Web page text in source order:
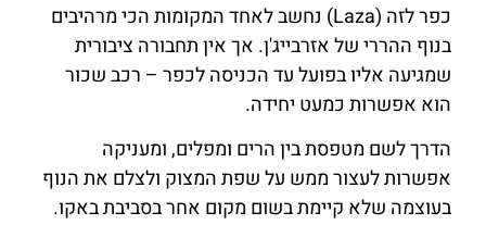
כפר לזה (Laza) נחשב לאחד המקומות הכי מרהיבים
בנוף ההררי של אזרבייג'ן. אך אין תחבורה ציבורית
שמגיעה אליו בפועל עד הכניסה לכפר – רכב שכור
הוא אפשרות כמעט יחידה.
הדרך לשם מטפסת בין הרים ומפלים, ומעניקה
אפשרות לעצור ממש על שפת המצוק ולצלם את הנוף
בעוצמה שלא קיימת בשום מקום אחר בסביבת באקו.